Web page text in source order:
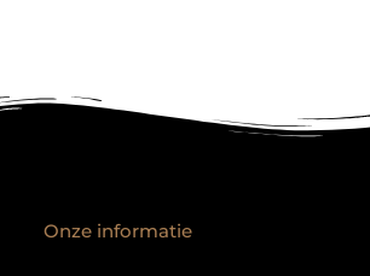
Onze informatie